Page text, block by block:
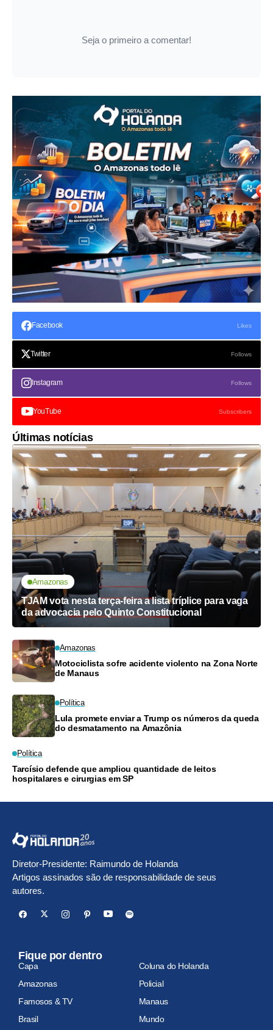
Seja o primeiro a comentar!
Facebook Likes
Twitter Follows
Instagram Follows
YouTube Subscribers
Últimas notícias
Amazonas
TJAM vota nesta terça-feira a lista tríplice para vaga
da advocacia pelo Quinto Constitucional
Amazonas
Motociclista sofre acidente violento na Zona Norte
de Manaus
Política
Lula promete enviar a Trump os números da queda
do desmatamento na Amazônia
Política
Tarcísio defende que ampliou quantidade de leitos
hospitalares e cirurgias em SP
Diretor-Presidente: Raimundo de Holanda
Artigos assinados são de responsabilidade de seus
autores.
Fique por dentro
Capa
Coluna do Holanda
Amazonas
Policial
Famosos & TV
Manaus
Brasil
Mundo